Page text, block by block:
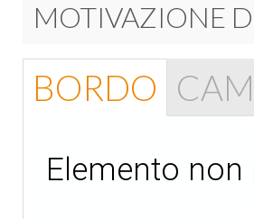
MOTIVAZIONE
BORDO
Elemento non